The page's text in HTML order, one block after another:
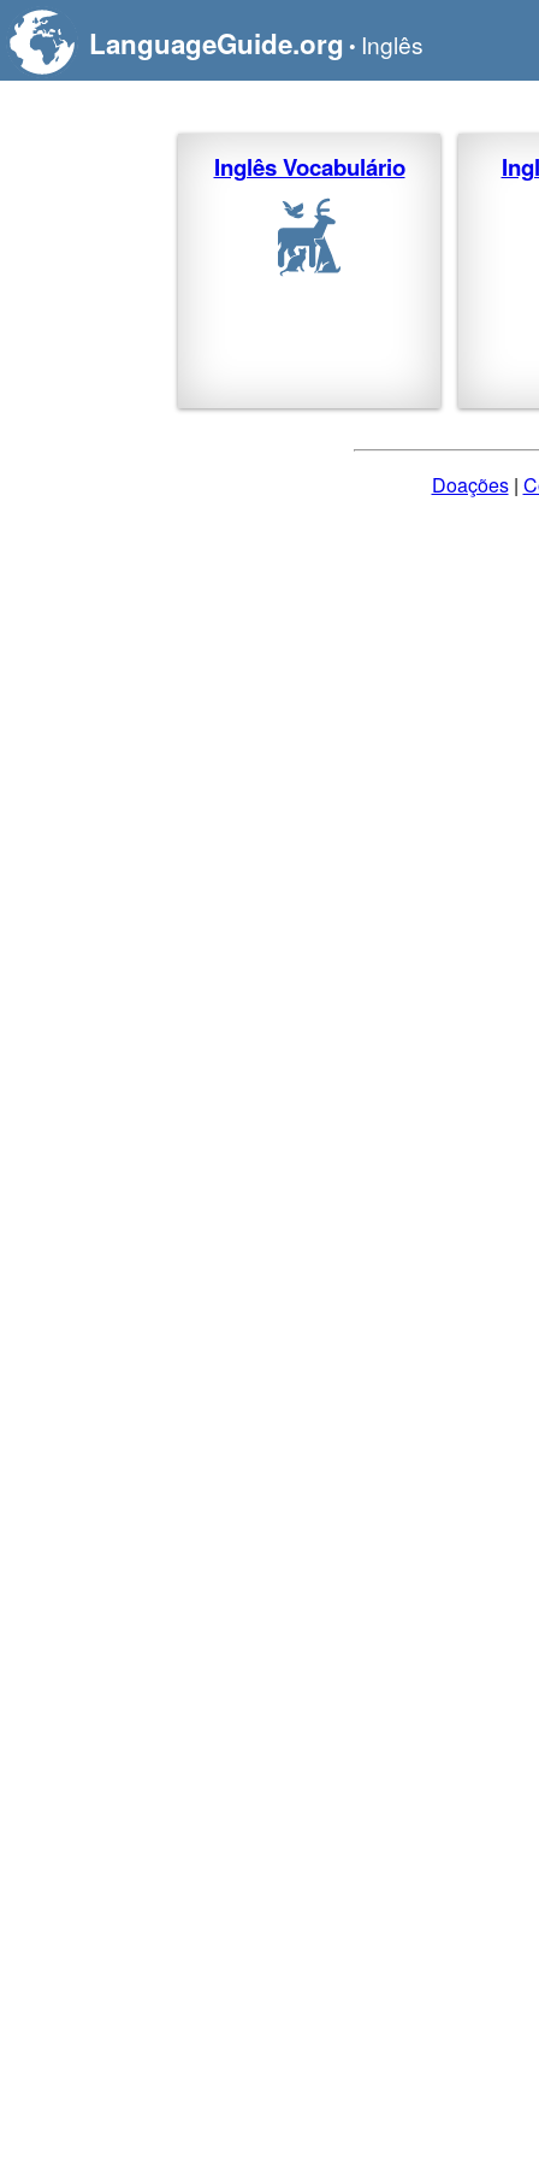
LanguageGuide.org • Inglês
Inglês Vocabulário
Doações|